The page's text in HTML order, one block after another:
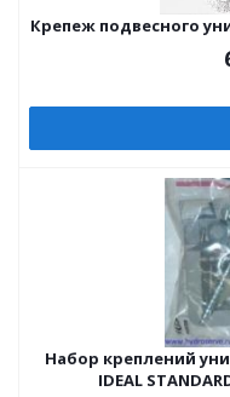
Крепеж подвесного
Набор креплений
IDEAL